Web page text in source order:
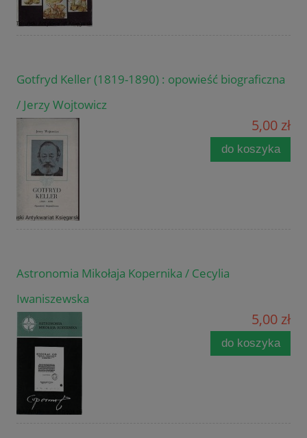
Gotfryd Keller (1819-1890) : opowieść biograficzna
/ Jerzy Wojtowicz
5,00 zł
do koszyka
Astronomia Mikołaja Kopernika / Cecylia
Iwaniszewska
5,00 zł
do koszyka